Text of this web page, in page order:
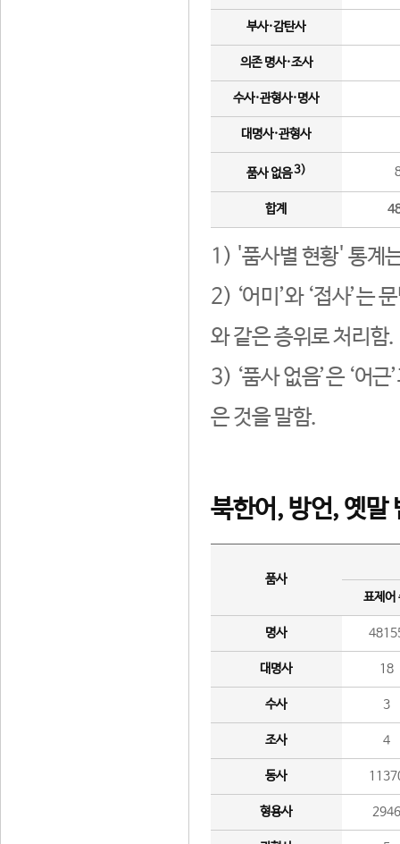
부사·감탄사
의존 명사·조사
수사·관형사·명사
대명사·관형사
품사 없음3)
합계
1) '품사별 현황' 통계
2) ‘어미’와 ‘접사’는
와 같은 층위로 처리함.
3) ‘품사 없음’은 ‘어
은 것을 말함.
북한어, 방언, 옛말
품사
표제어
명사
대명사 18
수사 3
조사 4
동사
형용사 2946